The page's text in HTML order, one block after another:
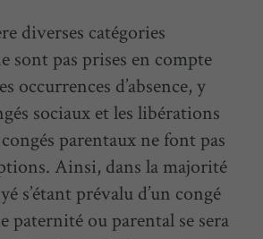
diverses catégories
sont pas prises en compte
occurrences d’absence, y
sociaux et les libérations
parentaux ne font pas
Ainsi, dans la majorité
s’étant prévalu d’un congé
paternité ou parental se sera